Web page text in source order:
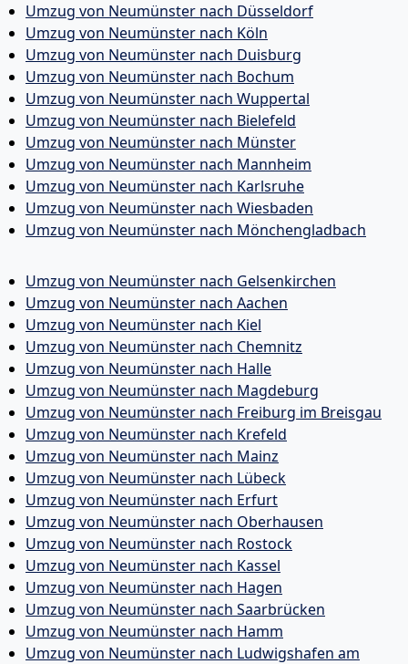
Umzug von Neumünster nach Düsseldorf
Umzug von Neumünster nach Köln
Umzug von Neumünster nach Duisburg
Umzug von Neumünster nach Bochum
Umzug von Neumünster nach Wuppertal
Umzug von Neumünster nach Bielefeld
Umzug von Neumünster nach Münster
Umzug von Neumünster nach Mannheim
Umzug von Neumünster nach Karlsruhe
Umzug von Neumünster nach Wiesbaden
Umzug von Neumünster nach Mönchen­gladbach
Umzug von Neumünster nach Gelsenkirchen
Umzug von Neumünster nach Aachen
Umzug von Neumünster nach Kiel
Umzug von Neumünster nach Chemnitz
Umzug von Neumünster nach Halle
Umzug von Neumünster nach Magdeburg
Umzug von Neumünster nach Freiburg im Breisgau
Umzug von Neumünster nach Krefeld
Umzug von Neumünster nach Mainz
Umzug von Neumünster nach Lübeck
Umzug von Neumünster nach Erfurt
Umzug von Neumünster nach Oberhausen
Umzug von Neumünster nach Rostock
Umzug von Neumünster nach Kassel
Umzug von Neumünster nach Hagen
Umzug von Neumünster nach Saarbrücken
Umzug von Neumünster nach Hamm
Umzug von Neumünster nach Ludwigshafen am